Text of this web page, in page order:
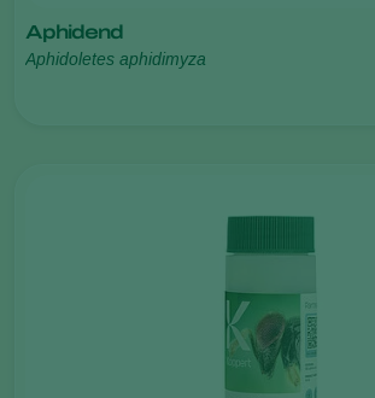
Aphidend
Aphidoletes aphidimyza